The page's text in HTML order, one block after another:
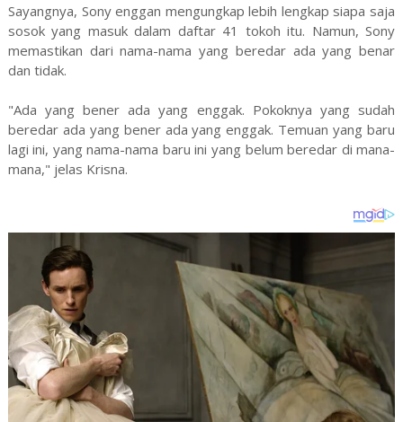
Sayangnya, Sony enggan mengungkap lebih lengkap siapa saja
sosok yang masuk dalam daftar 41 tokoh itu. Namun, Sony
memastikan dari nama-nama yang beredar ada yang benar
dan tidak.
"Ada yang bener ada yang enggak. Pokoknya yang sudah
beredar ada yang bener ada yang enggak. Temuan yang baru
lagi ini, yang nama-nama baru ini yang belum beredar di mana-
mana," jelas Krisna.